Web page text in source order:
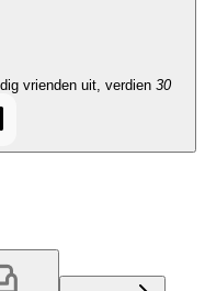
vrienden uit, verdien 30